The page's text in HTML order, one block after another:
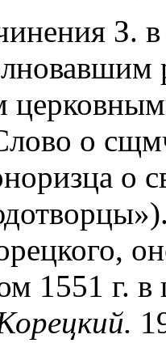
З.
о
о
1551 г.